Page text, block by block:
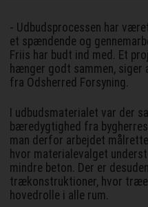
- Udbudsprocessen har
et spændende og
Friis har budt ind med. Et
hænger godt sammen, siger
fra Odsherred Forsyning.
I udbudsmaterialet var der
bæredygtighed fra
man derfor arbejdet
hvor materialevalget
mindre beton. Der er
trækonstruktioner, hvor
hovedrolle i alle rum.